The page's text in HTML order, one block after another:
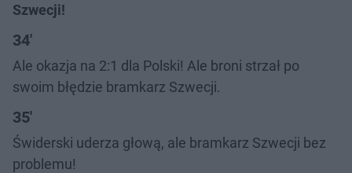
Szwecji!
34'
Ale okazja na 2:1 dla Polski! Ale broni strzał po
swoim błędzie bramkarz Szwecji.
35'
Świderski uderza głową, ale bramkarz Szwecji bez
problemu!